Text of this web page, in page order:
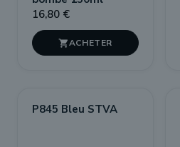
16,80 €

P845 Bleu STVA